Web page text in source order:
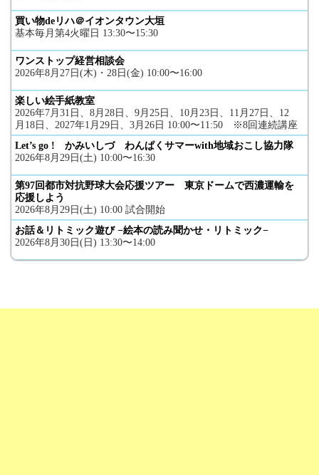
買い物deリハ＠イオンタウン大垣
基本毎月第4火曜日 13:30〜15:30
ワンストップ経営相談会
2026年8月27日(木)・28日(金) 10:00〜16:00
楽しい絵手紙教室
2026年7月31日、8月28日、9月25日、10月23日、11月27日、12
月18日、2027年1月29日、3月26日 10:00〜11:50 ※8回連続講座
Let’s go ! かみいしづ わんぱくサマーwith地域おこし協力隊
2026年8月29日(土) 10:00〜16:30
第97回都市対抗野球大会応援ツアー 東京ドームで西濃運輸を
応援しよう
2026年8月29日(土) 10:00 試合開始
お話＆リトミック遊び −絵本の読み聞かせ・リトミック−
2026年8月30日(日) 13:30〜14:00